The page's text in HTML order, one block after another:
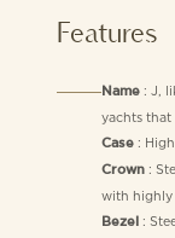
Features
Name: J,
yachts that
Case:
Crown:
with highly
Bezel :